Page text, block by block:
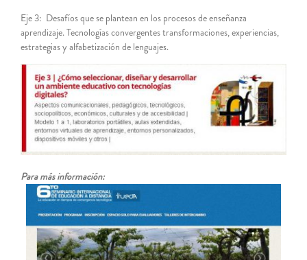
Eje 3: Desafíos que se plantean en los procesos de enseñanza
aprendizaje. Tecnologías convergentes transformaciones, experiencias,
estrategias y alfabetización de lenguajes.
Para más información: